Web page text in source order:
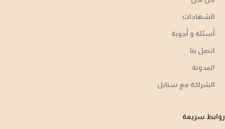
الشهادات
أسئلة و أجوبة​
اتصل بنا
المدونة
الشراكة مع سنابل
روابط سريعة